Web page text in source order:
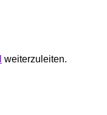
weiterzuleiten.